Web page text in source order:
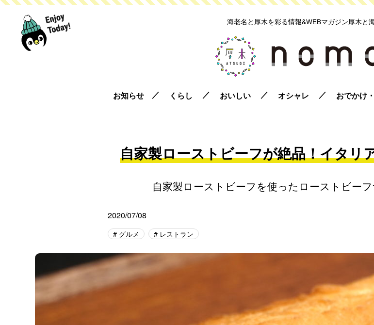
海老名と厚木を彩る情報&WEBマガジン厚木と
お知らせ くらし おいしい オシャレ おでかけ
自家製ローストビーフが絶品！イタリ
自家製ローストビーフを使ったローストビー
2020/07/08
グルメ レストラン